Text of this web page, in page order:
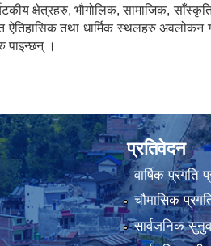
क्षेत्रहरु, भौगोलिक, सामाजिक,
ऐतिहासिक तथा धार्मिक स्थलहरु
पाइन्छन् ।
प्रतिवेदन
वार्षिक प्रगति
चौमासिक
सार्वजनिक